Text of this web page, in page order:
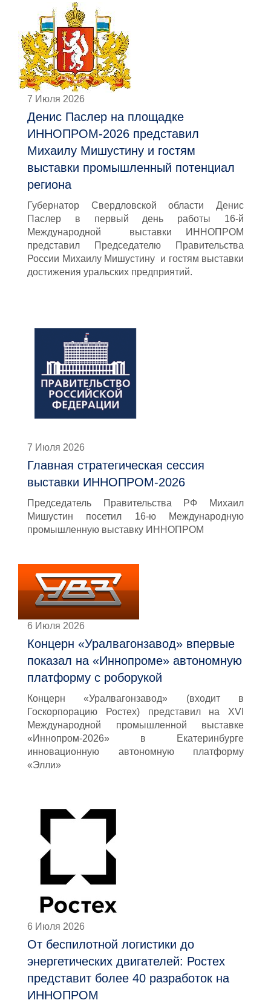
7 Июля 2026
Денис Паслер на площадке
ИННОПРОМ-2026 представил
Михаилу Мишустину и гостям
выставки промышленный потенциал
региона
Губернатор Свердловской области Денис
Паслер в первый день работы 16-й
Международной выставки ИННОПРОМ
представил Председателю Правительства
России Михаилу Мишустину и гостям выставки
достижения уральских предприятий.
7 Июля 2026
Главная стратегическая сессия
выставки ИННОПРОМ-2026
Председатель Правительства РФ Михаил
Мишустин посетил 16-ю Международную
промышленную выставку ИННОПРОМ
6 Июля 2026
Концерн «Уралвагонзавод» впервые
показал на «Иннопроме» автономную
платформу с роборукой
Концерн «Уралвагонзавод» (входит в
Госкорпорацию Ростех) представил на XVI
Международной промышленной выставке
«Иннопром-2026» в Екатеринбурге
инновационную автономную платформу
«Элли»
6 Июля 2026
От беспилотной логистики до
энергетических двигателей: Ростех
представит более 40 разработок на
ИННОПРОМ